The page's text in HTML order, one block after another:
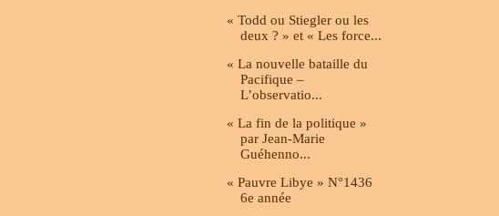
« Todd ou Stiegler ou les
deux ? » et « Les force...
« La nouvelle bataille du
Pacifique –
L’observatio...
« La fin de la politique »
par Jean-Marie
Guéhenno...
« Pauvre Libye » N°1436
6e année